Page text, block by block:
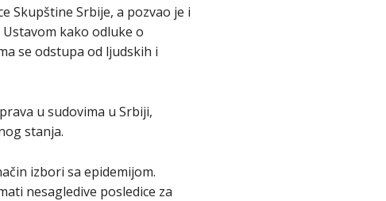
Skupštine Srbije, a pozvao je i
kako odluke o
se odstupa od ljudskih i
u sudovima u Srbiji,
stanja.
izbori sa epidemijom.
nesagledive posledice za